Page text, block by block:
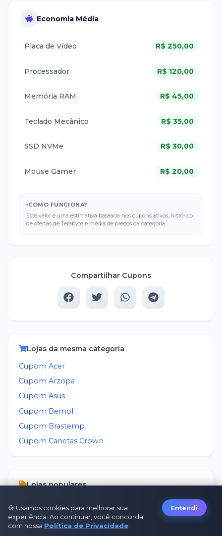
Economia Média
Placa de Vídeo R$ 250,00
Processador R$ 120,00
Memória RAM R$ 45,00
Teclado Mecânico R$ 35,00
SSD NVMe R$ 30,00
Mouse Gamer R$ 20,00
COMO FUNCIONA?
Este valor é uma estimativa baseada nos cupons ativos, histórico
de ofertas de Terabytee média de preços da categoria.
Compartilhar Cupons
Lojas da mesma categoria
Cupom Acer
Cupom Arzopa
Cupom Asus
Cupom Bemol
Cupom Brastemp
Cupom Canetas Crown
Lojas populares
Cupom Fastshop
CupomWebcontinental
🍪 Usamos cookies para melhorar sua
experiência. Ao continuar, você concorda
com nossa Política de Privacidade
Entendi